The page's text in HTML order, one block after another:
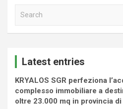
Latest entries
KRYALOS SGR perfeziona
complesso immobiliare a
oltre 23.000 mq in provincia